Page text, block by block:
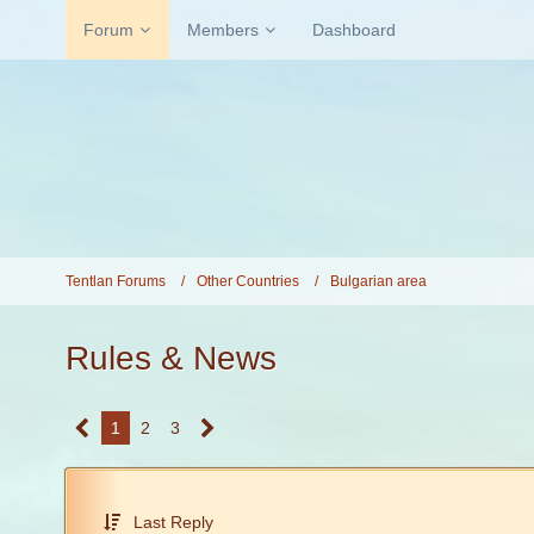
Forum Members Dashboard
Tentlan Forums Other Countries Bulgarian area
Rules & News
1 2 3
Last Reply